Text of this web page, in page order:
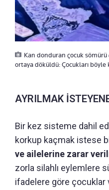
Kan donduran çocuk sömürü
ortaya döküldü: Çocukları böyle
AYRILMAK
Bir kez sisteme dahil
korkup kaçmak istese
ve ailelerine zarar
zorla silahlı eylemlere
ifadelere göre çocuklar